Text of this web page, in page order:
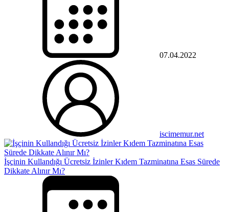
07.04.2022
iscimemur.net
İşçinin Kullandığı Ücretsiz İzinler Kıdem Tazminatına Esas Sürede
Dikkate Alınır Mı?